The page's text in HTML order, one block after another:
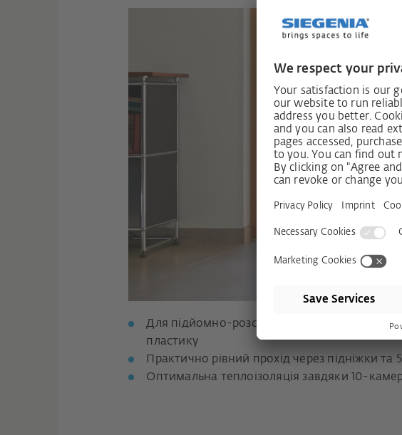
Для підйомно-розсувних систем із дерева-
пластику
Практично рівний прохід через підніжки
Оптимальна теплоізоляція завдяки 10-